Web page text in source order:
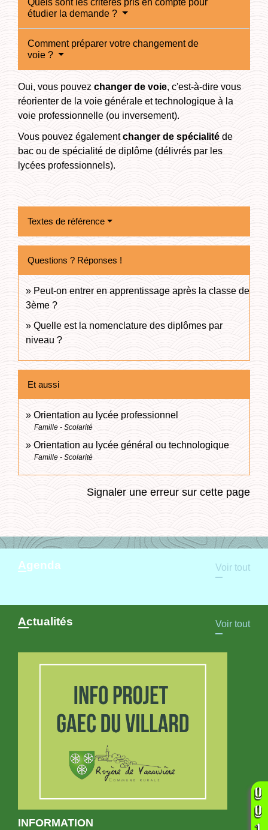
Quels sont les critères pris en compte pour
étudier la demande ?
Comment préparer votre changement de
voie ?
Oui, vous pouvez changer de voie, c'est-à-dire vous
réorienter de la voie générale et technologique à la
voie professionnelle (ou inversement).
Vous pouvez égalementchanger de spécialité de
bac ou de spécialité de diplôme (délivrés par les
lycées professionnels).
Textes de référence
Questions ? Réponses !
Peut-on entrer en apprentissage après la classe de
3ème ?
Quelle est la nomenclature des diplômes par
niveau ?
Et aussi
Orientation au lycée professionnel
Famille - Scolarité
Orientation au lycée général ou technologique
Famille - Scolarité
Signaler une erreur sur cette page
Agenda Voir tout
Actualités Voir tout
INFORMATION